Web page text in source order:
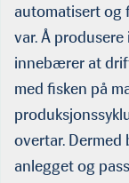
automatisert og
var. Å
innebærer at
med fisken på
overtar. Dermed
anlegget og